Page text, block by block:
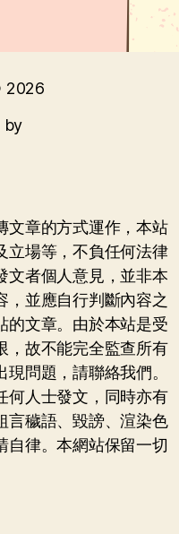
2026
by
文章的方式運作，本站
立場等，不負任何法律
文者個人意見，並非本
，並應自行判斷內容之
的文章。由於本站是受
，故不能完全監查所有
問題，請聯絡我們。
何人士發文，同時亦有
言穢語、毀謗、渲染色
自律。本網站保留一切